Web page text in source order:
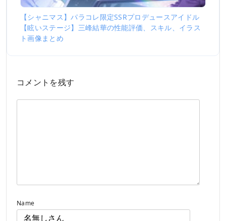
【シャニマス】パラコレ限定SSRプロデュースアイドル
【眩いステージ】三峰結華の性能評価、スキル、イラス
ト画像まとめ
コメントを残す
Name